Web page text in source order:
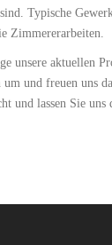
Typische
Zimmererarbeiten.
unsere aktuellen
um und freuen uns
und lassen Sie uns